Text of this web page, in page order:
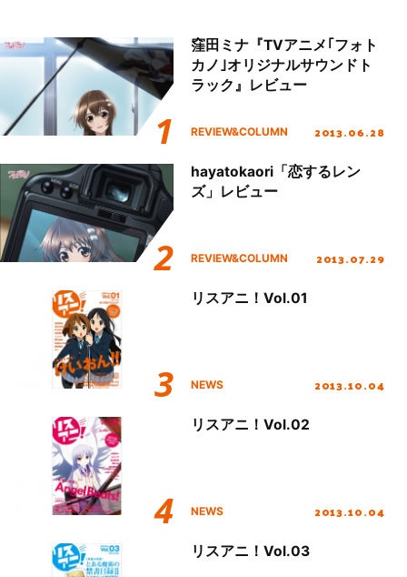
窪田ミナ『TVアニメ｢フォト
カノ｣オリジナルサウンドト
ラック』レビュー
REVIEW&COLUMN 2013.06.28
hayatokaori「恋するレン
ズ」レビュー
REVIEW&COLUMN 2013.07.29
リスアニ！Vol.01
NEWS 2013.10.04
リスアニ！Vol.02
NEWS 2013.10.04
リスアニ！Vol.03